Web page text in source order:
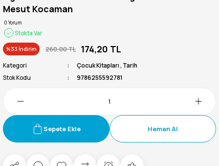
Mesut Kocaman
0 Yorum
Stokta Var
%33 İndirim 260,00 TL 174,20 TL
Kategori Çocuk Kitapları, Tarih
Stok Kodu
9786255592781
Sepete Ekle Hemen Al